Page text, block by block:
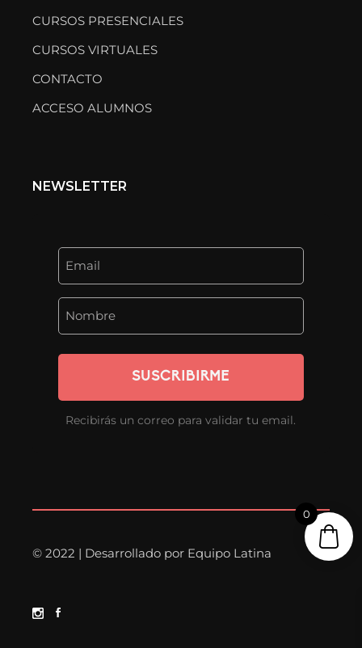
CURSOS PRESENCIALES
CURSOS VIRTUALES
CONTACTO
ACCESO ALUMNOS
NEWSLETTER
SUSCRIBIRME
Recibirás un correo para validar tu email.
© 2022 | Desarrollado por Equipo Latina
0